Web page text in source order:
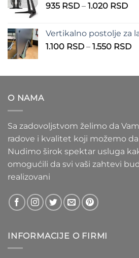
935 RSD – 1.020 RSD
do
Vertikalno postolje za
1.100 RSD – 1.550 RSD
O NAMA
Sa zadovoljstvom želimo da
radove i kvalitet koji možemo
Nudimo širok spektar usluga
omogućili da svi vaši zahtevi
realizovani
INFORMACIJE O FIRMI